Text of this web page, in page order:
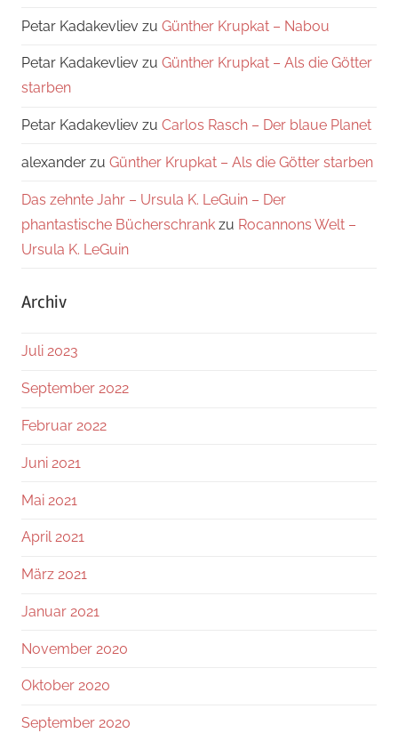
Petar Kadakevliev zu Günther Krupkat – Nabou
Petar Kadakevliev zu Günther Krupkat – Als die Götter
starben
Petar Kadakevliev zu Carlos Rasch – Der blaue Planet
alexander zu Günther Krupkat – Als die Götter starben
Das zehnte Jahr – Ursula K. LeGuin – Der
phantastische Bücherschrank zu Rocannons Welt –
Ursula K. LeGuin
Archiv
Juli 2023
September 2022
Februar 2022
Juni 2021
Mai 2021
April 2021
März 2021
Januar 2021
November 2020
Oktober 2020
September 2020